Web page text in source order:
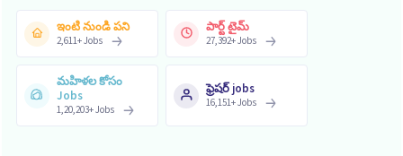
ఇంటి నుండి పని
2,611+Jobs
పార్ట్ టైమ్
27,392+Jobs
మహిళల కోసం
Jobs
1,20,203+Jobs
ఫ్రెషర్ jobs
16,151+Jobs